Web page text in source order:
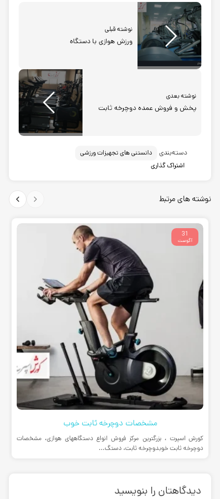
نوشته قبلی
ورزش هوازی با دستگاه
نوشته بعدی
پخش و فروش عمده دوچرخه ثابت
دسته‌بندی
دانستنی های تجهیزات ورزشی
اشتراک گذاری
نوشته های مرتبط
31
آگوست
مشخصات دوچرخه ثابت خوب
کورش اسپرت ، بزرگترین مرکز فروش انواع دستگاههای هوازی، مشخصات
دوچرخه ثابت خوبدوچرخه ثابت، دستگ...
دیدگاهتان را بنویسید